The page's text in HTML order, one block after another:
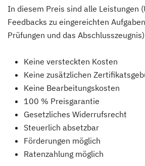
In diesem Preis sind alle Leistungen
Feedbacks zu eingereichten
Prüfungen und das
Keine versteckten Kosten
Keine zusätzlichen
Keine Bearbeitungskosten
100 % Preisgarantie
Gesetzliches Widerrufsrecht
Steuerlich absetzbar
Förderungen möglich
Ratenzahlung möglich